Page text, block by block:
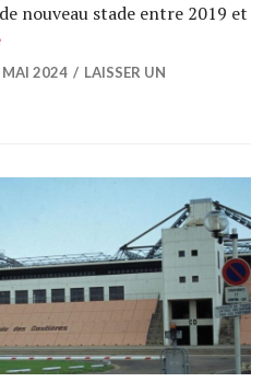
nouveau stade entre 2019 et
Nîmes Olympique et projet de
MAI 2024
LAISSER UN